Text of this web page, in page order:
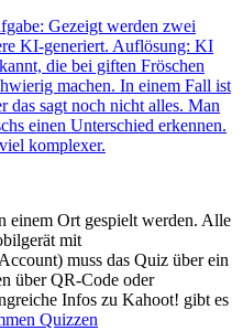
einem Ort gespielt werden. Alle
mit
muss das Quiz über ein
über QR-Code oder
Infos zu Kahoot! gibt es
Quizzen